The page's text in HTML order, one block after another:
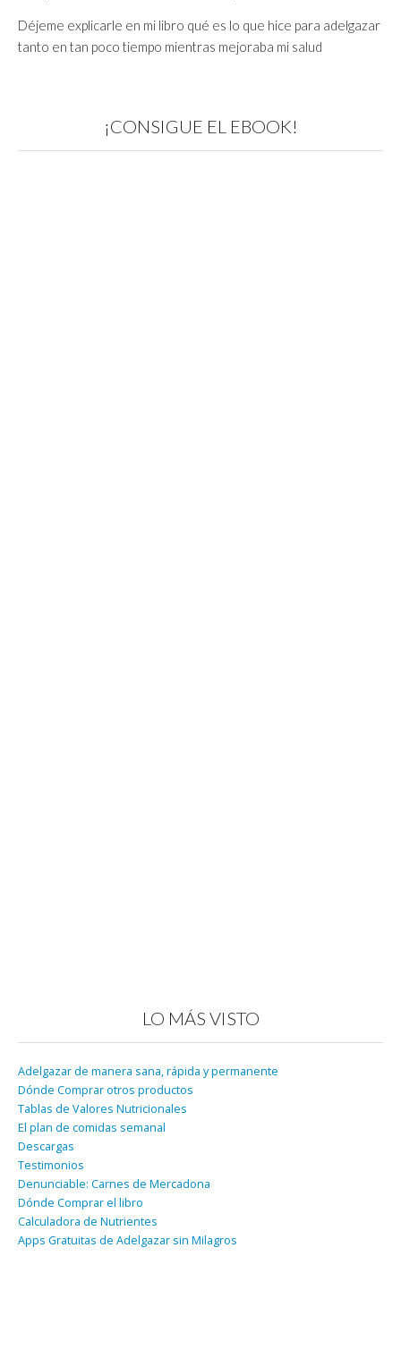
Déjeme explicarle en mi libro qué es lo que hice para adelgazar
tanto en tan poco tiempo mientras mejoraba mi salud
¡CONSIGUE EL EBOOK!
LO MÁS VISTO
Adelgazar de manera sana, rápida y permanente
Dónde Comprar otros productos
Tablas de Valores Nutricionales
El plan de comidas semanal
Descargas
Testimonios
Denunciable: Carnes de Mercadona
Dónde Comprar el libro
Calculadora de Nutrientes
Apps Gratuitas de Adelgazar sin Milagros